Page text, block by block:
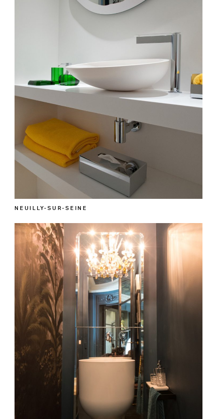
NEUILLY-SUR-SEINE